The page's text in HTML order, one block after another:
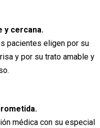
y cercana.
pacientes eligen por su
y por su trato amable y
médica con su especial